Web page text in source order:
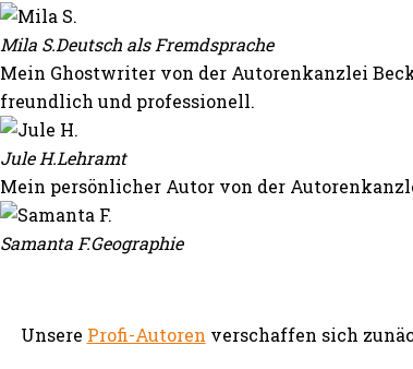
Mila S.Deutsch als Fremdsprache
Mein Ghostwriter von der Autorenkanzlei
freundlich und professionell.
Jule H.Lehramt
Mein persönlicher Autor von der
Samanta F.Geographie
Unsere Profi-Autoren verschaffen sich